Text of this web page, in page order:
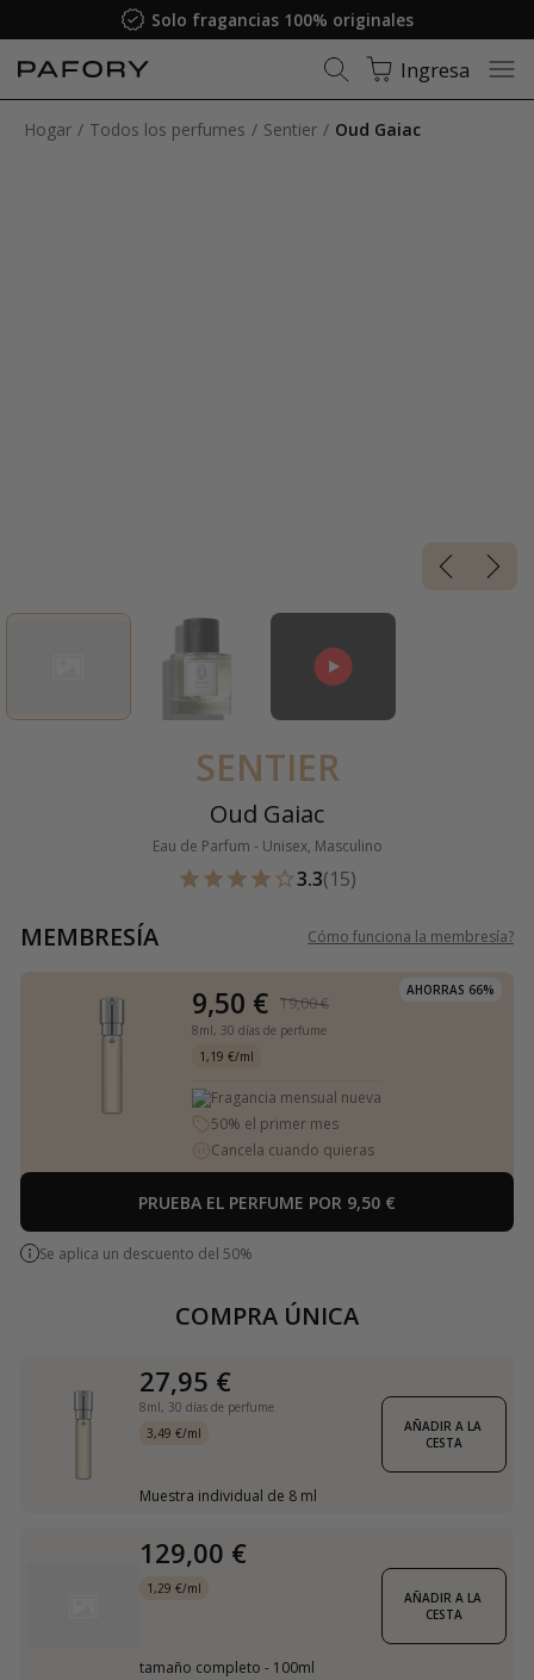
Solo fragancias 100% originales
Ingresa
Hogar Todos los perfumes Sentier Oud Gaiac
SENTIER
Oud Gaiac
Eau de Parfum - Unisex, Masculino
3.3(15)
MEMBRESÍA Cómo funciona la membresía?
AHORRAS 66%
9,50 € 19,00 €
8ml, 30 días de perfume
1,19 €/ml
Fragancia mensual nueva
50% el primer mes
Cancela cuando quieras
PRUEBA EL PERFUME POR 9,50 €
Se aplica un descuento del 50%
COMPRA ÚNICA
27,95 €
8ml, 30 días de perfume
3,49 €/ml
Muestra individual de 8 ml
AÑADIR A LA
CESTA
129,00 €
1,29 €/ml
tamaño completo - 100ml
AÑADIR A LA
CESTA